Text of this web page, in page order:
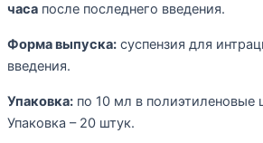
часа после последнего введения.
Форма выпуска: суспензия для
введения.
Упаковка: по 10 мл в
Упаковка – 20 штук.